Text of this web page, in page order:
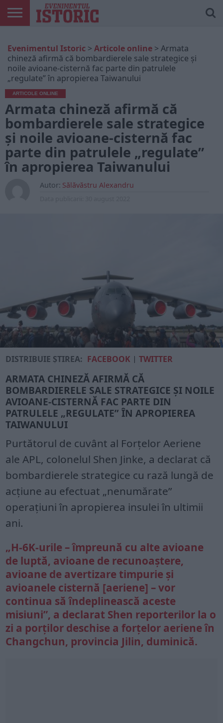
ONLINE
EDIȚII
TIPĂRITE
ISTORIC
PLAY
CONTUL
MEU
Evenimentul Istoric > Articole online > Armata
chineză afirmă că bombardierele sale strategice și
noile avioane-cisternă fac parte din patrulele
„regulate” în apropierea Taiwanului
ARTICOLE ONLINE
Armata chineză afirmă că
bombardierele sale strategice
și noile avioane-cisternă fac
parte din patrulele „regulate”
în apropierea Taiwanului
Autor: Sălăvăstru Alexandru
DISTRIBUIE ȘTIREA: FACEBOOK |TWITTER
ARMATA CHINEZĂ AFIRMĂ CĂ
BOMBARDIERELE SALE STRATEGICE ȘI NOILE
AVIOANE-CISTERNĂ FAC PARTE DIN
PATRULELE „REGULATE” ÎN APROPIEREA
TAIWANULUI
Purtătorul de cuvânt al Forțelor Aeriene
ale APL, colonelul Shen Jinke, a declarat că
bombardierele strategice cu rază lungă de
acțiune au efectuat „nenumărate”
operațiuni în apropierea insulei în ultimii
ani.
„H-6K-urile – împreună cu alte avioane
de luptă, avioane de recunoaștere,
avioane de avertizare timpurie și
avioanele cisternă [aeriene] – vor
continua să îndeplinească aceste
misiuni”, a declarat Shen reporterilor la o
zi a porților deschise a forțelor aeriene în
Changchun, provincia Jilin, duminică.